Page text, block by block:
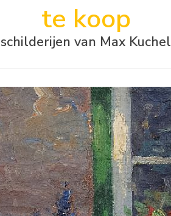
te koop
schilderijen van Max Kuchel